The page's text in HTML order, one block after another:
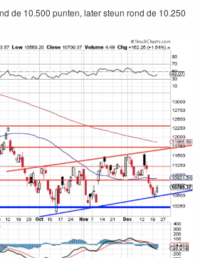
de 10.500 punten, later steun rond de 10.250